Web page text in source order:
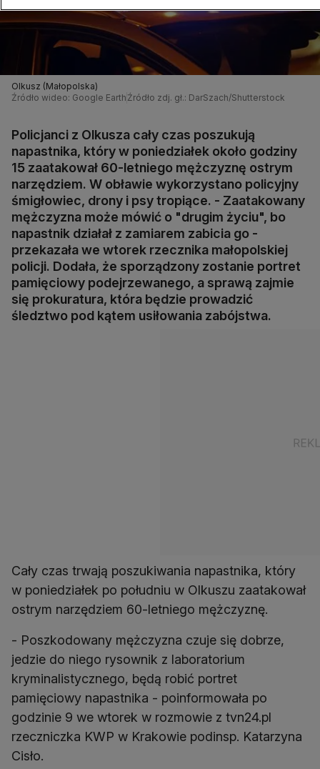
Olkusz (Małopolska)
Źródło wideo: Google Earth Źródło zdj. gł.: DarSzach/Shutterstock
Policjanci z Olkusza cały czas poszukują
napastnika, który w poniedziałek około godziny
15 zaatakował 60-letniego mężczyznę ostrym
narzędziem. W obławie wykorzystano policyjny
śmigłowiec, drony i psy tropiące. - Zaatakowany
mężczyzna może mówić o "drugim życiu", bo
napastnik działał z zamiarem zabicia go -
przekazała we wtorek rzecznika małopolskiej
policji. Dodała, że sporządzony zostanie portret
pamięciowy podejrzewanego, a sprawą zajmie
się prokuratura, która będzie prowadzić
śledztwo pod kątem usiłowania zabójstwa.
Cały czas trwają poszukiwania napastnika, który
w poniedziałek po południu w Olkuszu zaatakował
ostrym narzędziem 60-letniego mężczyznę.
- Poszkodowany mężczyzna czuje się dobrze,
jedzie do niego rysownik z laboratorium
kryminalistycznego, będą robić portret
pamięciowy napastnika - poinformowała po
godzinie 9 we wtorek w rozmowie z tvn24.pl
rzeczniczka KWP w Krakowie podinsp. Katarzyna
Cisło.